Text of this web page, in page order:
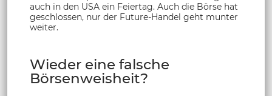
auch in den USA ein Feiertag. Auch die Börse hat
geschlossen, nur der Future-Handel geht munter
weiter.
Wieder eine falsche
Börsenweisheit?